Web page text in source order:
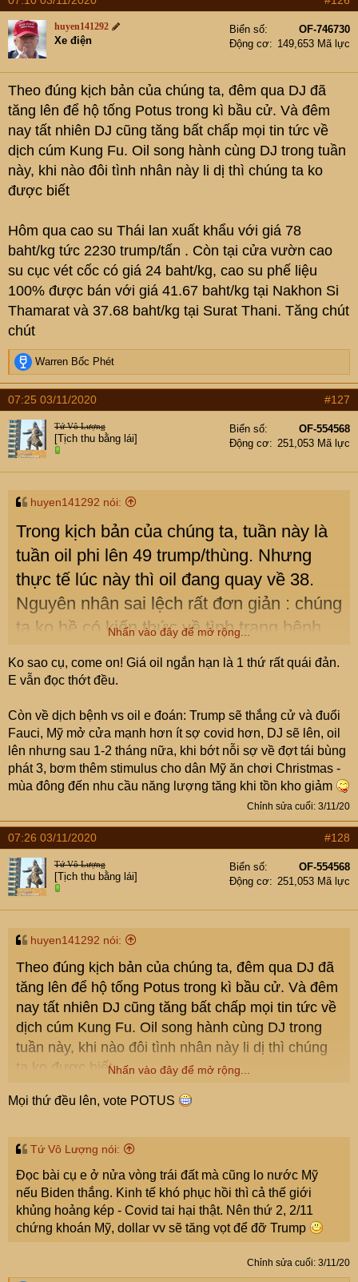
c
t
i
o
n
s
:
huyen141292
Xe điện
Biển số
OF-746730
Động cơ
149,653 Mã lực
Theo đúng kịch bản của chúng ta, đêm qua DJ đã
tăng lên để hộ tống Potus trong kì bầu cử. Và đêm
nay tất nhiên DJ cũng tăng bất chấp mọi tin tức về
dịch cúm Kung Fu. Oil song hành cùng DJ trong tuần
này, khi nào đôi tình nhân này li dị thì chúng ta ko
được biết
Hôm qua cao su Thái lan xuất khẩu với giá 78
baht/kg tức 2230 trump/tấn . Còn tại cửa vườn cao
su cục vét cốc có giá 24 baht/kg, cao su phế liệu
100% được bán với giá 41.67 baht/kg tại Nakhon Si
Thamarat và 37.68 baht/kg tại Surat Thani. Tăng chút
chút
R
e
a
c
t
i
o
n
s
Warren Bốc Phét
07:25 03/11/2020 #127
Tứ Vô Lượng
[Tịch thu bằng lái]
Biển số
OF-554568
Động cơ
251,053 Mã lực
huyen141292 nói:
Trong kịch bản của chúng ta, tuần này là
tuần oil phi lên 49 trump/thùng. Nhưng
thực tế lúc này thì oil đang quay về 38.
Nguyên nhân sai lệch rất đơn giản : chúng
ta ko hề có kiến thức về tình trạng bệnh
dịch. Vì thế nên khi dịch bệnh tái phát thì
chúng ta sai bét nhè. Thực xin lỗi các bác.
Nhấn vào đây để mở rộng...
Ko sao cụ, come on! Giá oil ngắn hạn là 1 thứ rất quái đản.
E vẫn đọc thớt đều.
Còn về dịch bệnh vs oil e đoán: Trump sẽ thắng cử và đuổi
Fauci, Mỹ mở cửa mạnh hơn ít sợ covid hơn, DJ sẽ lên, oil
lên nhưng sau 1-2 tháng nữa, khi bớt nỗi sợ về đợt tái bùng
phát 3, bơm thêm stimulus cho dân Mỹ ăn chơi Christmas -
mùa đông đến nhu cầu năng lượng tăng khi tồn kho giảm
Chỉnh sửa cuối: 3/11/20
07:26 03/11/2020 #128
Tứ Vô Lượng
[Tịch thu bằng lái]
Biển số
OF-554568
Động cơ
251,053 Mã lực
huyen141292 nói:
Theo đúng kịch bản của chúng ta, đêm qua DJ đã
tăng lên để hộ tống Potus trong kì bầu cử. Và đêm
nay tất nhiên DJ cũng tăng bất chấp mọi tin tức về
dịch cúm Kung Fu. Oil song hành cùng DJ trong
tuần này, khi nào đôi tình nhân này li dị thì chúng
ta ko được biết
Hôm qua cao su Thái lan xuất khẩu với giá 78
su cục vét cốc có giá 24 baht/kg, cao su phế liệu
100% được bán với giá 41.67 baht/kg tại Nakhon
Si Thamarat và 37.68 baht/kg tại Surat Thani.
Tăng chút chút
Nhấn vào đây để mở rộng...
Mọi thứ đều lên, vote POTUS
Tứ Vô Lượng nói:
Đọc bài cụ e ở nửa vòng trái đất mà cũng lo nước Mỹ
nếu Biden thắng. Kinh tế khó phục hồi thì cả thế giới
khủng hoảng kép - Covid tai hại thật. Nên thứ 2, 2/11
chứng khoán Mỹ, dollar vv sẽ tăng vọt để đỡ Trump
Chỉnh sửa cuối: 3/11/20